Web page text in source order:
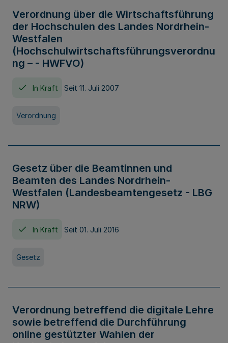
Verordnung über die Wirtschaftsführung
der Hochschulen des Landes Nordrhein-
Westfalen
(Hochschulwirtschaftsführungsverordnu
ng – - HWFVO)
In Kraft Seit 11. Juli 2007
Verordnung
Gesetz über die Beamtinnen und
Beamten des Landes Nordrhein-
Westfalen (Landesbeamtengesetz - LBG
NRW)
In Kraft Seit 01. Juli 2016
Gesetz
Verordnung betreffend die digitale Lehre
sowie betreffend die Durchführung
online gestützter Wahlen der